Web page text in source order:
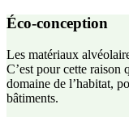
Éco-conception
Les matériaux
C’est pour cette raison
domaine de l’habitat,
bâtiments.